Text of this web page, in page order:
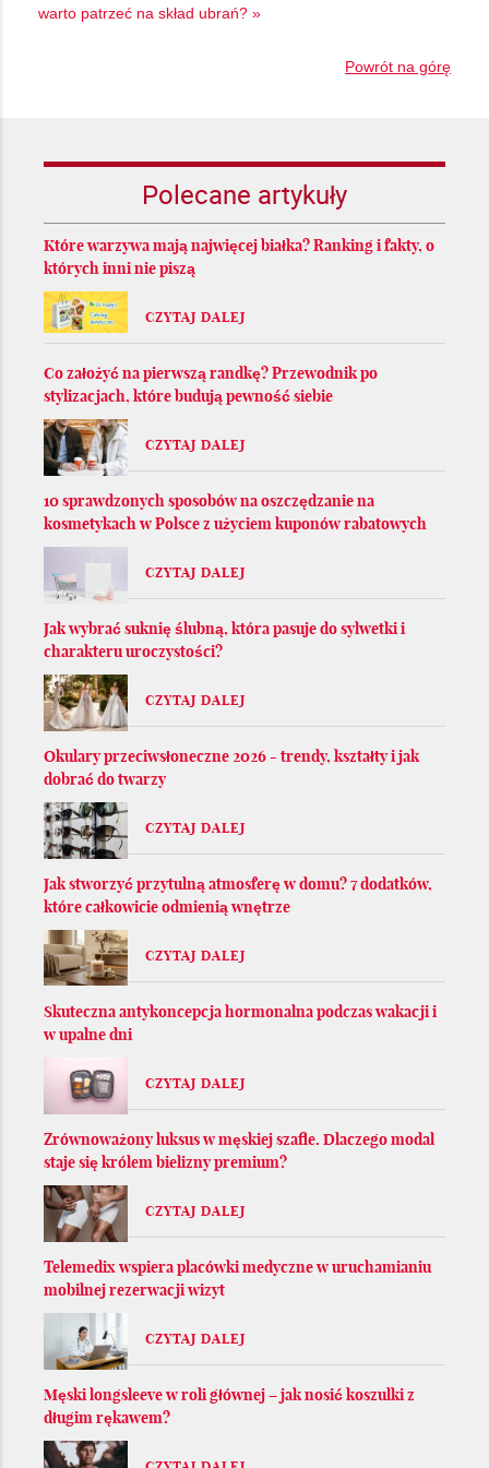
warto patrzeć na skład ubrań? »
Powrót na górę
Polecane artykuły
Które warzywa mają najwięcej białka? Ranking i fakty, o
których inni nie piszą
CZYTAJ DALEJ
Co założyć na pierwszą randkę? Przewodnik po
stylizacjach, które budują pewność siebie
CZYTAJ DALEJ
10 sprawdzonych sposobów na oszczędzanie na
kosmetykach w Polsce z użyciem kuponów rabatowych
CZYTAJ DALEJ
Jak wybrać suknię ślubną, która pasuje do sylwetki i
charakteru uroczystości?
CZYTAJ DALEJ
Okulary przeciwsłoneczne 2026 - trendy, kształty i jak
dobrać do twarzy
CZYTAJ DALEJ
Jak stworzyć przytulną atmosferę w domu? 7 dodatków,
które całkowicie odmienią wnętrze
CZYTAJ DALEJ
Skuteczna antykoncepcja hormonalna podczas wakacji i
w upalne dni
CZYTAJ DALEJ
Zrównoważony luksus w męskiej szafie. Dlaczego modal
staje się królem bielizny premium?
CZYTAJ DALEJ
Telemedix wspiera placówki medyczne w uruchamianiu
mobilnej rezerwacji wizyt
CZYTAJ DALEJ
Męski longsleeve w roli głównej – jak nosić koszulki z
długim rękawem?